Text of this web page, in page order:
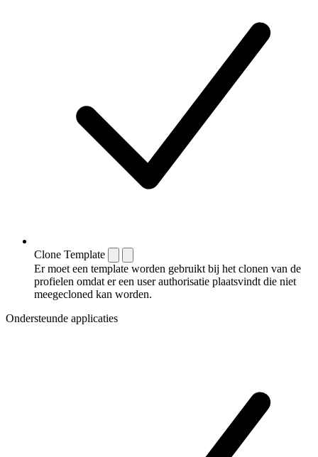
Clone Template
Er moet een template worden gebruikt bij het clonen van de
profielen omdat er een user authorisatie plaatsvindt die niet
meegecloned kan worden.
Ondersteunde applicaties